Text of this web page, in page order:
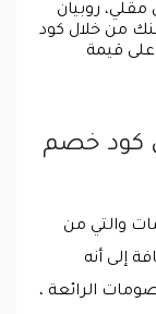
مقلي، روبيان
من خلال كود
قيمة
كود خصم
والتي من
إلى أنه
الرائعة ،